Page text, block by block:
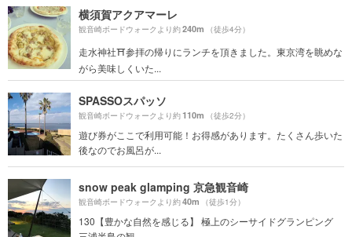
横須賀アクアマーレ
観音崎ボードウォークより約240m （徒歩4分）
走水神社⛩参拝の帰りにランチを頂きました。東京湾を眺めな
がら美味しくいた...
SPASSOスパッソ
観音崎ボードウォークより約110m （徒歩2分）
遊び券がここで利用可能！お得感があります。たくさん歩いた
後なのでお風呂が...
snow peak glamping 京急観音崎
観音崎ボードウォークより約40m （徒歩1分）
130【豊かな自然を感じる】 極上のシーサイドグランピング